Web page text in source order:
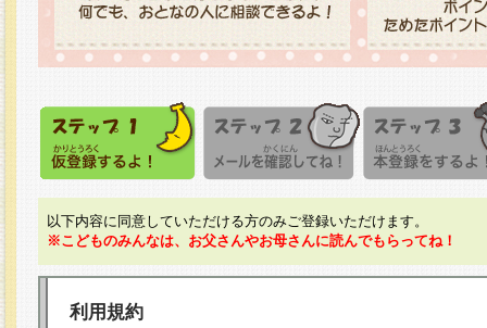
以下内容に同意していただける方のみご登録いただけます。
※こどものみんなは、お父さんやお母さんに読んでもらってね！
利用規約